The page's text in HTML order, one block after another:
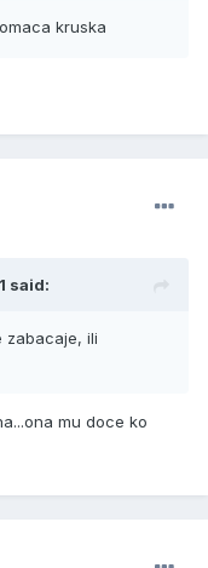
kruska
said:
zabacaje, ili
mu doce ko